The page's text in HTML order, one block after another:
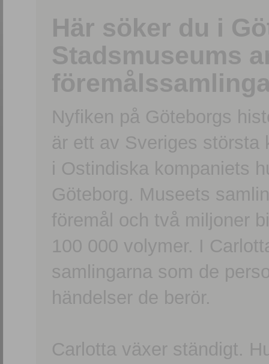
Här söker du i
Stadsmuseums
Nyfiken på Göteborgs
är ett av Sveriges största
i Ostindiska kompaniets
Göteborg. Museets
föremål och två miljoner
100 000 volymer. I
samlingarna som de
händelser de berör.
Carlotta växer ständigt.